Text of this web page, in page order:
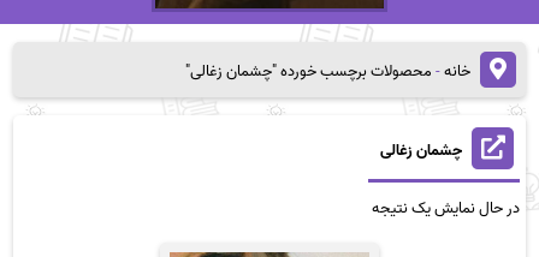
خانه-محصولات برچسب خورده "چشمان زغالی"
چشمان زغالی
در حال نمایش یک نتیجه